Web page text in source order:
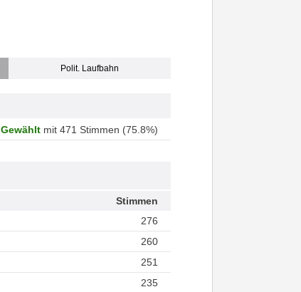
Polit. Laufbahn
Gewähltmit 471 Stimmen (75.8%)
Stimmen
276
260
251
235